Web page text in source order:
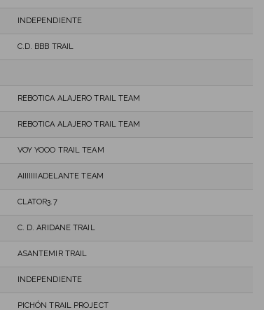
INDEPENDIENTE
C.D. BBB TRAIL
REBOTICA ALAJERO TRAIL TEAM
REBOTICA ALAJERO TRAIL TEAM
VOY YOOO TRAIL TEAM
AIIIIIIIADELANTE TEAM
CLATOR3.7
C. D. ARIDANE TRAIL
ASANTEMIR TRAIL
INDEPENDIENTE
PICHÓN TRAIL PROJECT